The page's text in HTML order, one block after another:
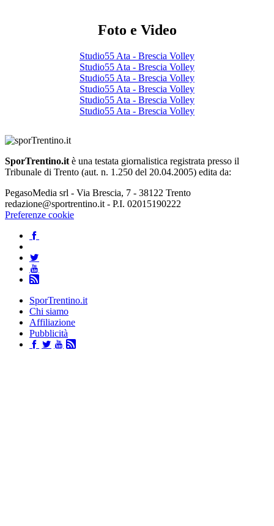
Foto e Video
Studio55 Ata - Brescia Volley
Studio55 Ata - Brescia Volley
Studio55 Ata - Brescia Volley
Studio55 Ata - Brescia Volley
Studio55 Ata - Brescia Volley
Studio55 Ata - Brescia Volley
SporTrentino.it è una testata giornalistica registrata presso il
Tribunale di Trento (aut. n. 1.250 del 20.04.2005) edita da:
PegasoMedia srl - Via Brescia, 7 - 38122 Trento
redazione@sportrentino.it - P.I. 02015190222
Preferenze cookie
SporTrentino.it
Chi siamo
Affiliazione
Pubblicità